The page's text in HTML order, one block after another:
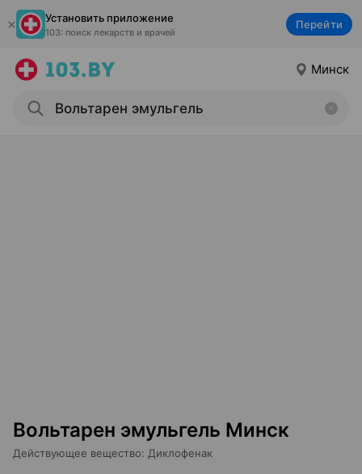
Установить приложение
103: поиск лекарств и врачей
Перейти
Минск
Вольтарен эмульгель Минск
Действующее вещество: Диклофенак